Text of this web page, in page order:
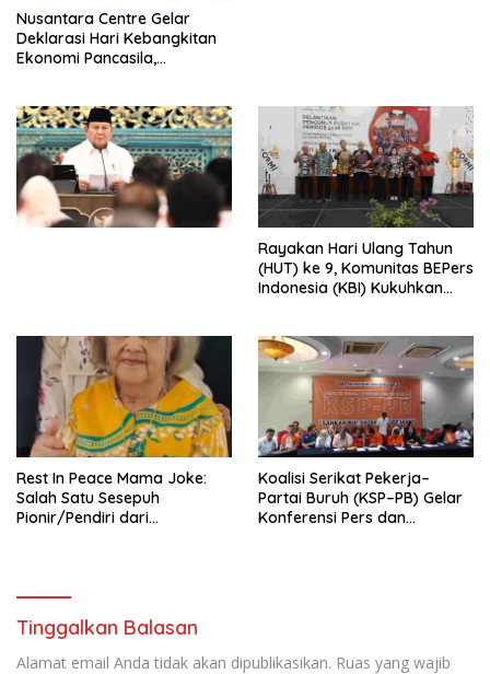
Nusantara Centre Gelar
Deklarasi Hari Kebangkitan
Ekonomi Pancasila,
Penjajahan (Pergolakan
Ekonomi Politik Indonesia) &
Simposium Nasional “Urgensi
Undang-Undang
Perekonomian Nasional dan
Kesejahteraan Sosial dalam
Rayakan Hari Ulang Tahun
(HUT) ke 9, Komunitas BEPers
Indonesia (KBI) Kukuhkan
Tema: “Penguatan dan
Pengembangan Organisasi
KBI yang Berbasis Riset di
seluruh Indonesia dan
Mancanegara”.
Rest In Peace Mama Joke:
Salah Satu Sesepuh
Pionir/Pendiri dari
Kasih Allah.
Koalisi Serikat Pekerja–
Partai Buruh (KSP–PB) Gelar
Konferensi Pers dan
Tinggalkan Balasan
Alamat email Anda tidak akan dipublikasikan. Ruas yang wajib